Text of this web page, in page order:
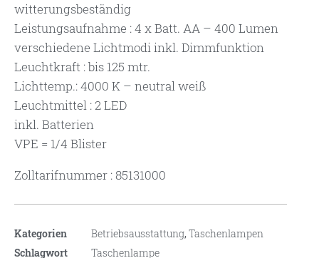
witterungsbeständig
Leistungsaufnahme : 4 x Batt. AA – 400 Lumen
verschiedene Lichtmodi inkl. Dimmfunktion
Leuchtkraft : bis 125 mtr.
Lichttemp.: 4000 K – neutral weiß
Leuchtmittel : 2 LED
inkl. Batterien
VPE = 1/4 Blister
Zolltarifnummer : 85131000
Kategorien Betriebsausstattung,Taschenlampen
Schlagwort
Taschenlampe